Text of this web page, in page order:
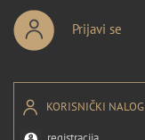
Prijavi se
KORISNIČKI NALOG